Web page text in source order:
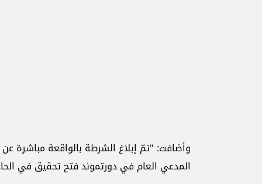
وأضافت: "تمّ إبلاغ الشرطة بالواقعة مباشرة
المدعي العام في دورتموند فتح تحقيق في